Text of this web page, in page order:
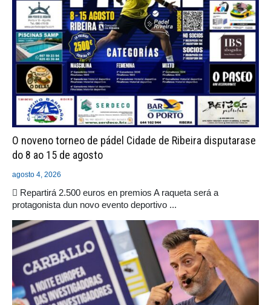
O noveno torneo de pádel Cidade de Ribeira disputarase
do 8 ao 15 de agosto
agosto 4, 2026
 Repartirá 2.500 euros en premios A raqueta será a
protagonista dun novo evento deportivo ...